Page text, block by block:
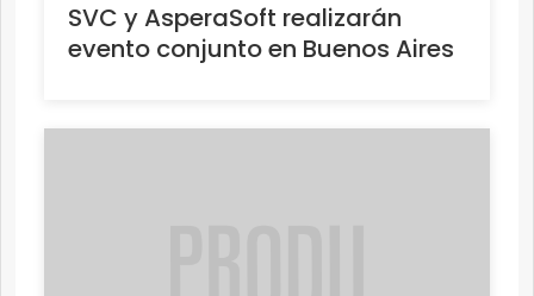
SVC y AsperaSoft realizarán
evento conjunto en Buenos Aires